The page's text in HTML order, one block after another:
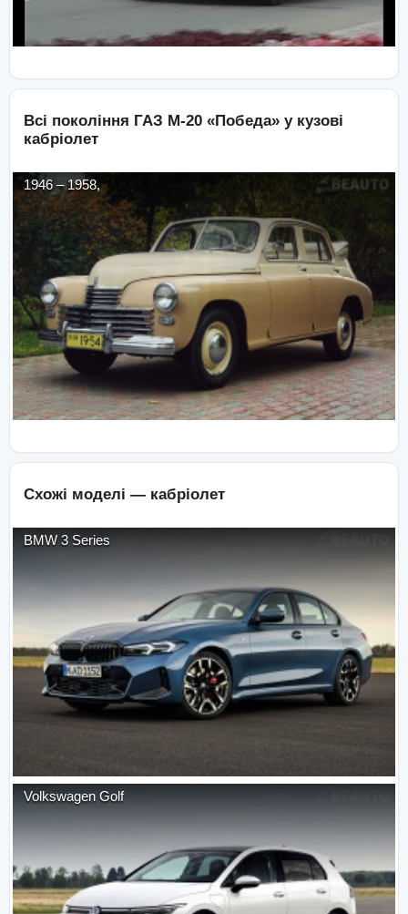
Всі покоління ГАЗ М-20 «Победа» у кузові
кабріолет
1946–1958,
Схожі моделі — кабріолет
BMW 3 Series
Volkswagen Golf